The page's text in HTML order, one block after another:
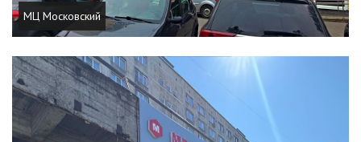
МЦ Московский